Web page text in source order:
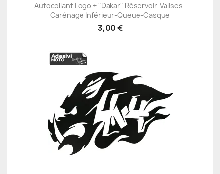
Autocollant Logo + "Dakar" Réservoir-Valises-
Carénage Inférieur-Queue-Casque
3,00 €